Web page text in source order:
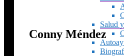
Salud
Conny Méndez